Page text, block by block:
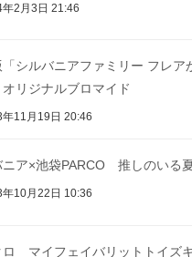
2月3日 21:46
「シルバニアファミリー フレア
オリジナルブロマイド
11月19日 20:46
ニア×池袋PARCO 推しのいる
10月22日 10:36
ロ マイフェイバリットトイズ